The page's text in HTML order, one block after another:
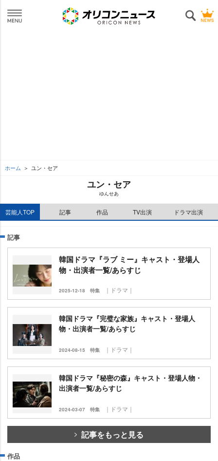
ホーム ユン・セア
ユン・セア
ゆんせあ
芸能人TOP 記事 作品 TV出演 ドラマ出演
記事
韓国ドラマ『ラブ ミー』キャスト・登場人
物・出演者一覧/あらすじ
2025-12-18 特集 ｜ドラマ｜
韓国ドラマ『完璧な家族』キャスト・登場人
物・出演者一覧/あらすじ
2024-08-15 特集 ｜ドラマ｜
韓国ドラマ『秘密の森』キャスト・登場人物・
出演者一覧/あらすじ
2024-03-07 特集 ｜ドラマ｜
記事をもっと見る
作品